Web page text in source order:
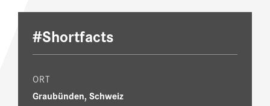
#Shortfacts
ORT
Graubünden, Schweiz